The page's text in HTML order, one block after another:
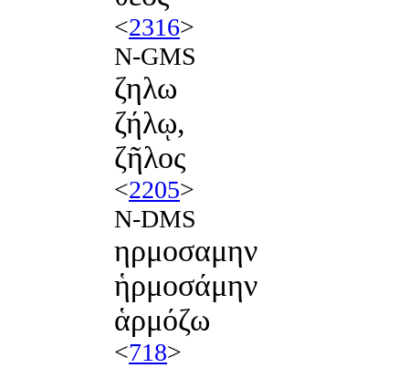
<2316>
N-GMS
ζηλω
ζήλῳ,
ζῆλος
<2205>
N-DMS
ηρμοσαμην
ἡρμοσάμην
ἁρμόζω
<718>